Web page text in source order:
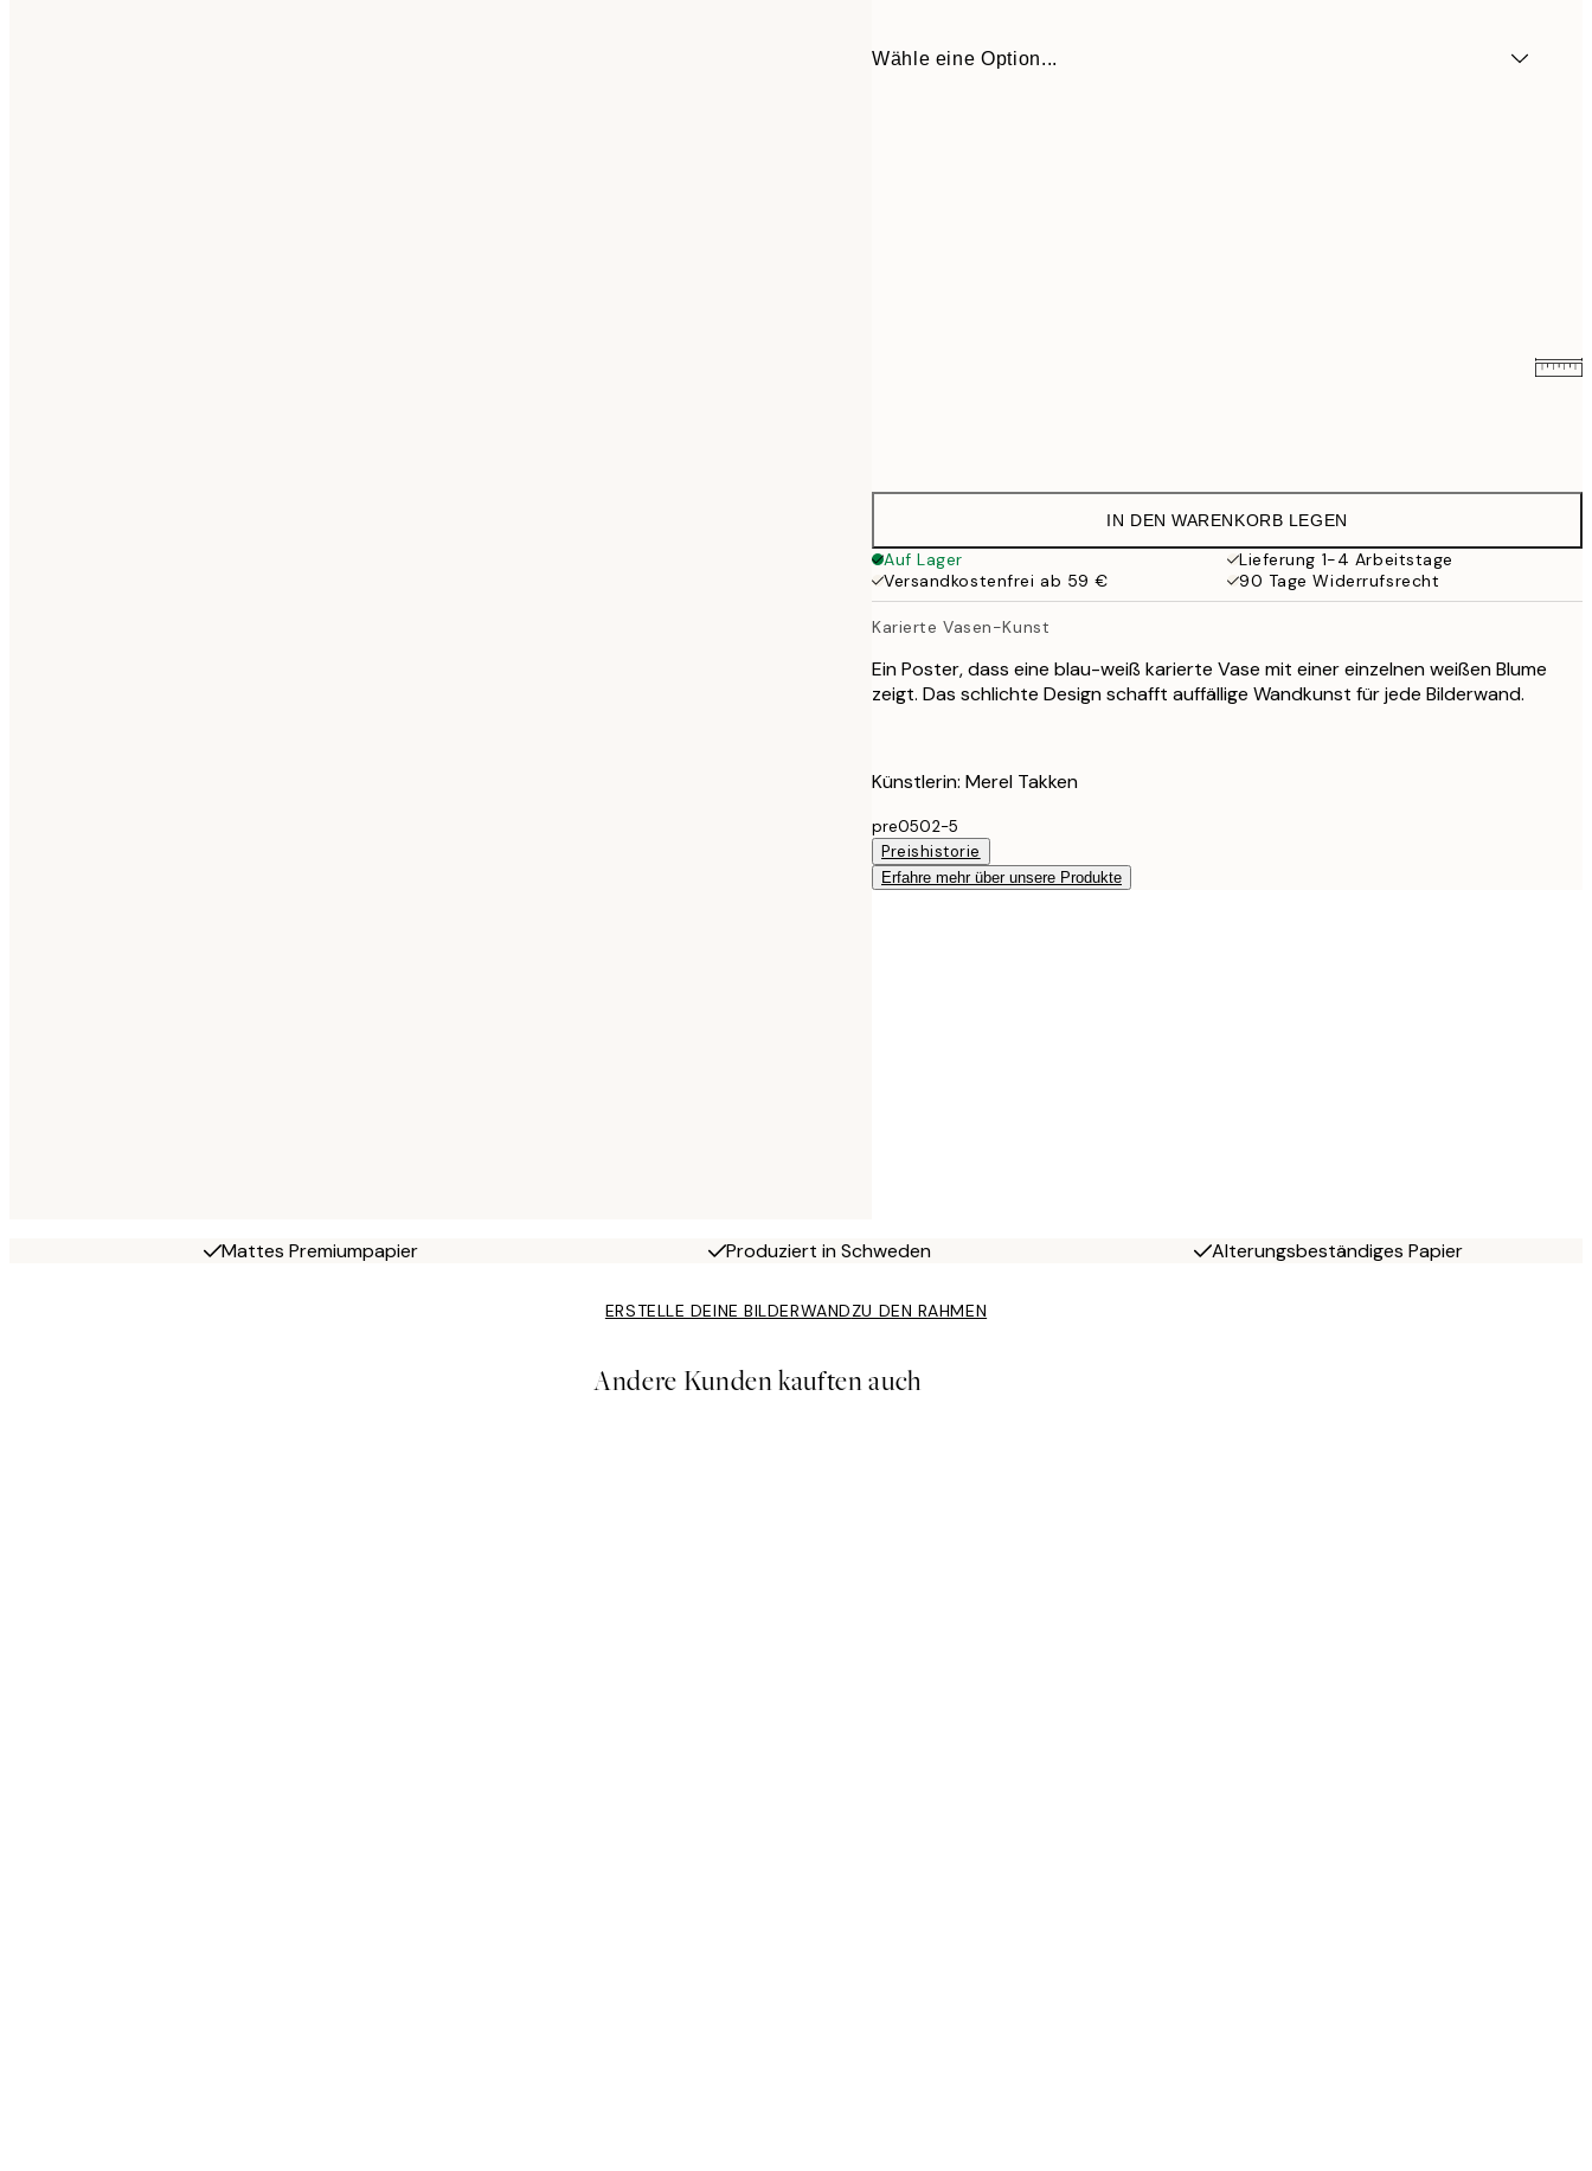
Wähle eine Option...
IN DEN WARENKORB LEGEN
Auf Lager
Lieferung 1-4 Arbeitstage
Versandkostenfrei ab 59 €
90 Tage Widerrufsrecht
Karierte Vasen-Kunst
Ein Poster, dass eine blau-weiß karierte Vase mit einer einzelnen weißen Blume
zeigt. Das schlichte Design schafft auffällige Wandkunst für jede Bilderwand.
Künstlerin: Merel Takken
pre0502-5
Preishistorie
Erfahre mehr über unsere Produkte
Mattes Premiumpapier Produziert in Schweden Alterungsbeständiges Papier
ERSTELLE DEINE BILDERWANDZU DEN RAHMEN
Andere Kunden kauften auch